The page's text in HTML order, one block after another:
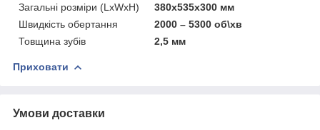
Загальні розміри (LxWxH)
380х535х300 мм
Швидкість обертання
2000 – 5300 об\хв
Товщина зубів
2,5 мм
Приховати
Умови доставки